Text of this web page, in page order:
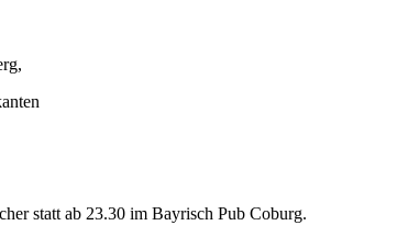
statt ab 23.30 im Bayrisch Pub Coburg.